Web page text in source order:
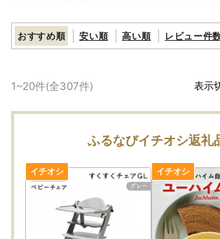
◆電子申請
【ふるさとPASS】ワンストップ特例制度の
上記URLに、電子申請についてご紹介してお
(外部サイトへ遷移します。個人情報の保護
の方針に従います。)
◆送付先
〒134-8691
日本郵便株式会社 葛西郵便局私書箱第39号
愛知県安城市 ワンストップ特例申請窓口
おすすめ順 安い順 高い順 レビュー件
1~20件(全307件) 表示
ふるなびイチオシ返礼